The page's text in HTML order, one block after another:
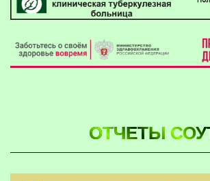
ОТЧЕТЫ